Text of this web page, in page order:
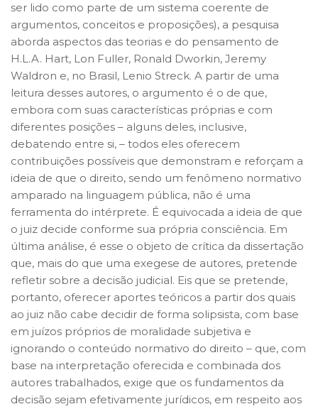
ser lido como parte de um sistema coerente de
argumentos, conceitos e proposições), a pesquisa
aborda aspectos das teorias e do pensamento de
H.L.A. Hart, Lon Fuller, Ronald Dworkin, Jeremy
Waldron e, no Brasil, Lenio Streck. A partir de uma
leitura desses autores, o argumento é o de que,
embora com suas características próprias e com
diferentes posições – alguns deles, inclusive,
debatendo entre si, – todos eles oferecem
contribuições possíveis que demonstram e reforçam a
ideia de que o direito, sendo um fenômeno normativo
amparado na linguagem pública, não é uma
ferramenta do intérprete. É equivocada a ideia de que
o juiz decide conforme sua própria consciência. Em
última análise, é esse o objeto de crítica da dissertação
que, mais do que uma exegese de autores, pretende
refletir sobre a decisão judicial. Eis que se pretende,
portanto, oferecer aportes teóricos a partir dos quais
ao juiz não cabe decidir de forma solipsista, com base
em juízos próprios de moralidade subjetiva e
ignorando o conteúdo normativo do direito – que, com
base na interpretação oferecida e combinada dos
autores trabalhados, exige que os fundamentos da
decisão sejam efetivamente jurídicos, em respeito aos